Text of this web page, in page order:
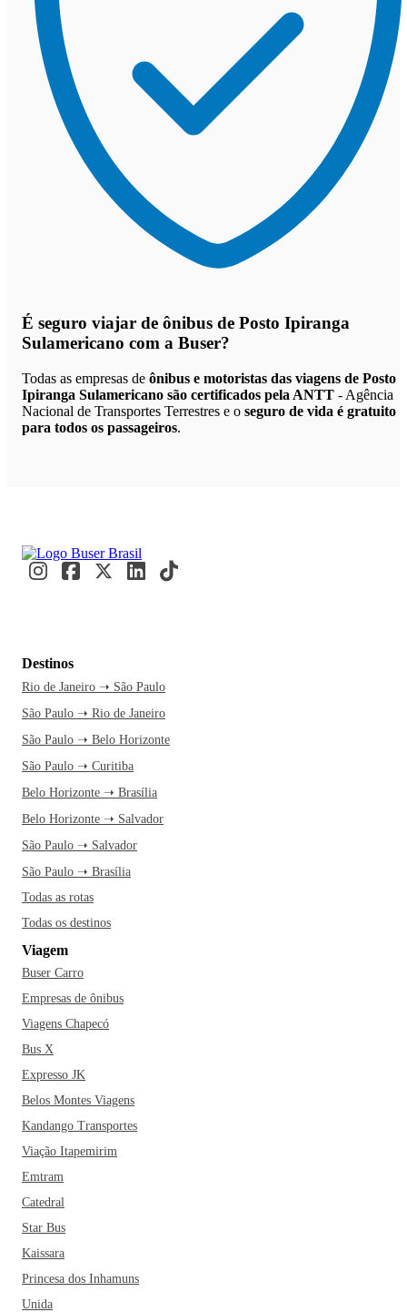
É seguro viajar de ônibus de Posto Ipiranga
Sulamericano com a Buser?
Todas as empresas de ônibus e motoristas das viagens de Posto
Ipiranga Sulamericano são certificados pela ANTT - Agência
Nacional de Transportes Terrestres e o seguro de vida é gratuito
para todos os passageiros.
Destinos
Rio de Janeiro ➝ São Paulo
São Paulo ➝ Rio de Janeiro
São Paulo ➝ Belo Horizonte
São Paulo ➝ Curitiba
Belo Horizonte ➝ Brasília
Belo Horizonte ➝ Salvador
São Paulo ➝ Salvador
São Paulo ➝ Brasília
Todas as rotas
Todas os destinos
Viagem
Buser Carro
Empresas de ônibus
Viagens Chapecó
Bus X
Expresso JK
Belos Montes Viagens
Kandango Transportes
Viação Itapemirim
Emtram
Catedral
Star Bus
Kaissara
Princesa dos Inhamuns
Unida